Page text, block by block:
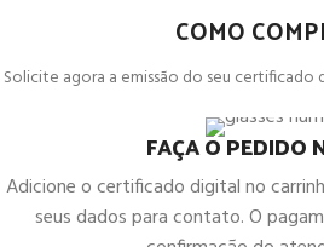
COMO
Solicite agora a emissão do seu certificado
FAÇA O PEDIDO
Adicione o certificado digital no
seus dados para contato. O